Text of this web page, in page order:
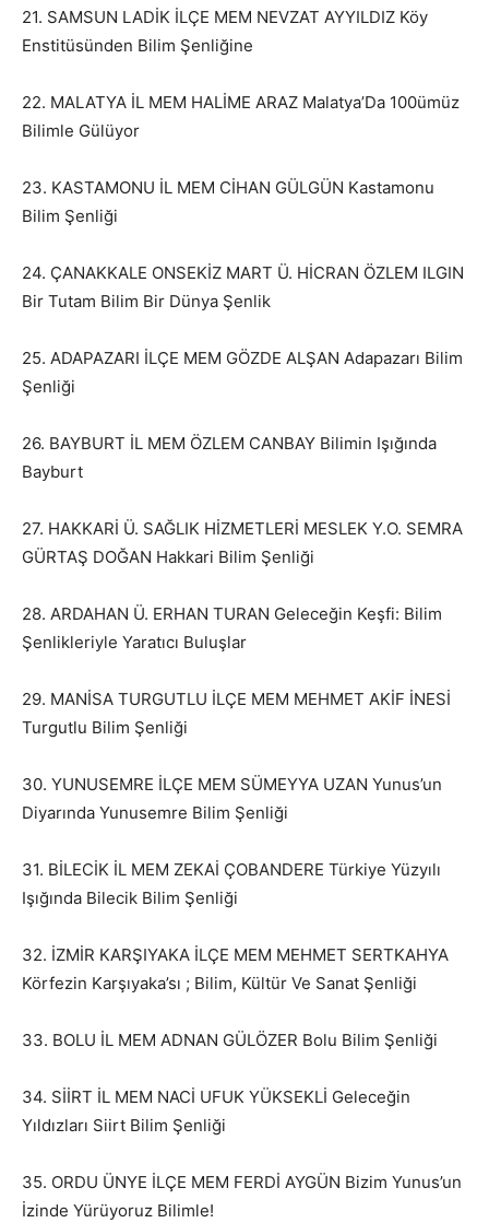
21. SAMSUN LADİK İLÇE MEM NEVZAT AYYILDIZ Köy
Enstitüsünden Bilim Şenliğine
22. MALATYA İL MEM HALİME ARAZ Malatya’Da 100ümüz
Bilimle Gülüyor
23. KASTAMONU İL MEM CİHAN GÜLGÜN Kastamonu
Bilim Şenliği
24. ÇANAKKALE ONSEKİZ MART Ü. HİCRAN ÖZLEM ILGIN
Bir Tutam Bilim Bir Dünya Şenlik
25. ADAPAZARI İLÇE MEM GÖZDE ALŞAN Adapazarı Bilim
Şenliği
26. BAYBURT İL MEM ÖZLEM CANBAY Bilimin Işığında
Bayburt
27. HAKKARİ Ü. SAĞLIK HİZMETLERİ MESLEK Y.O. SEMRA
GÜRTAŞ DOĞAN Hakkari Bilim Şenliği
28. ARDAHAN Ü. ERHAN TURAN Geleceğin Keşfi: Bilim
Şenlikleriyle Yaratıcı Buluşlar
29. MANİSA TURGUTLU İLÇE MEM MEHMET AKİF İNESİ
Turgutlu Bilim Şenliği
30. YUNUSEMRE İLÇE MEM SÜMEYYA UZAN Yunus’un
Diyarında Yunusemre Bilim Şenliği
31. BİLECİK İL MEM ZEKAİ ÇOBANDERE Türkiye Yüzyılı
Işığında Bilecik Bilim Şenliği
32. İZMİR KARŞIYAKA İLÇE MEM MEHMET SERTKAHYA
Körfezin Karşıyaka’sı ; Bilim, Kültür Ve Sanat Şenliği
33. BOLU İL MEM ADNAN GÜLÖZER Bolu Bilim Şenliği
34. SİİRT İL MEM NACİ UFUK YÜKSEKLİ Geleceğin
Yıldızları Siirt Bilim Şenliği
35. ORDU ÜNYE İLÇE MEM FERDİ AYGÜN Bizim Yunus’un
İzinde Yürüyoruz Bilimle!